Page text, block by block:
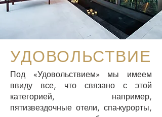
УДОВОЛЬСТВИЕ
Под «Удовольствием» мы имеем
ввиду все, что связано с этой
категорией, например,
пятизвездочные отели, спа-курорты,